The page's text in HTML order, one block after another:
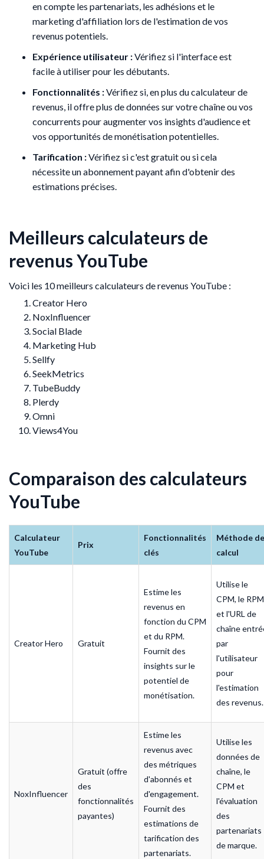
en compte les partenariats, les adhésions et le
marketing d'affiliation lors de l'estimation de vos
revenus potentiels.
Expérience utilisateur :Vérifiez si l'interface est
facile à utiliser pour les débutants.
Fonctionnalités :Vérifiez si, en plus du calculateur de
revenus, il offre plus de données sur votre chaîne ou vos
concurrents pour augmenter vos insights d'audience et
vos opportunités de monétisation potentielles.
Tarification :Vérifiez si c'est gratuit ou si cela
nécessite un abonnement payant afin d'obtenir des
estimations précises.
Meilleurs calculateurs de
revenus YouTube
Voici les 10 meilleurs calculateurs de revenus YouTube :
Creator Hero
NoxInfluencer
Social Blade
Marketing Hub
Sellfy
SeekMetrics
TubeBuddy
Plerdy
Omni
Views4You
Comparaison des calculateurs
YouTube
Calculateur
YouTube
Prix
Fonctionnalités
clés
Méthode de
calcul
Creator Hero Gratuit
Estime les
revenus en
fonction du CPM
et du RPM.
Fournit des
insights sur le
potentiel de
monétisation.
Utilise le
CPM, le RPM
et l'URL de
chaîne
par
l'utilisateur
pour
l'estimation
des revenus.
NoxInfluencer
Gratuit (offre
des
fonctionnalités
payantes)
Estime les
revenus avec
des métriques
d'abonnés et
d'engagement.
Fournit des
estimations de
tarification des
partenariats.
Utilise les
données de
chaîne, le
CPM et
l'évaluation
des
partenariats
de marque.